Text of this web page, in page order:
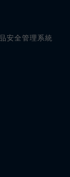
安全管理系統